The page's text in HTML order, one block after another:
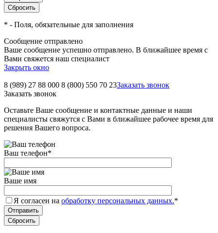
* - Поля, обязательные для заполнения
Сообщение отправлено
Ваше сообщение успешно отправлено. В ближайшее время с
Вами свяжется наш специалист
Закрыть окно
8 (989) 27 88 000 8 (800) 550 70 23Заказать звонок
Заказать звонок
Оставьте Ваше сообщение и контактные данные и наши
специалисты свяжутся с Вами в ближайшее рабочее время для
решения Вашего вопроса.
Ваш телефон*
Ваше имя
Я согласен на обработку персональных данных.*